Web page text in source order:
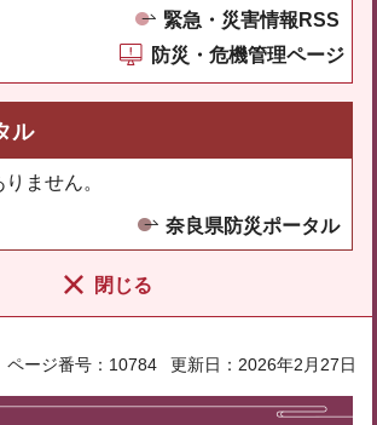
緊急・災害情報RSS
防災・危機管理ページ
ル
ません。
奈良県防災ポータル
閉じる
ページ番号：10784 更新日：2026年2月27日